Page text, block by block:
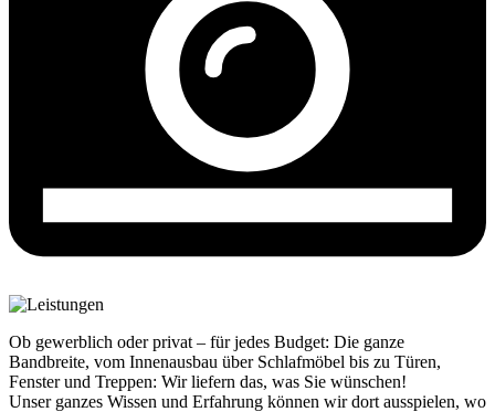
Ob gewerblich oder privat – für jedes Budget: Die ganze
Bandbreite, vom Innenausbau über Schlafmöbel bis zu Türen,
Fenster und Treppen: Wir liefern das, was Sie wünschen!
Unser ganzes Wissen und Erfahrung können wir dort ausspielen, wo